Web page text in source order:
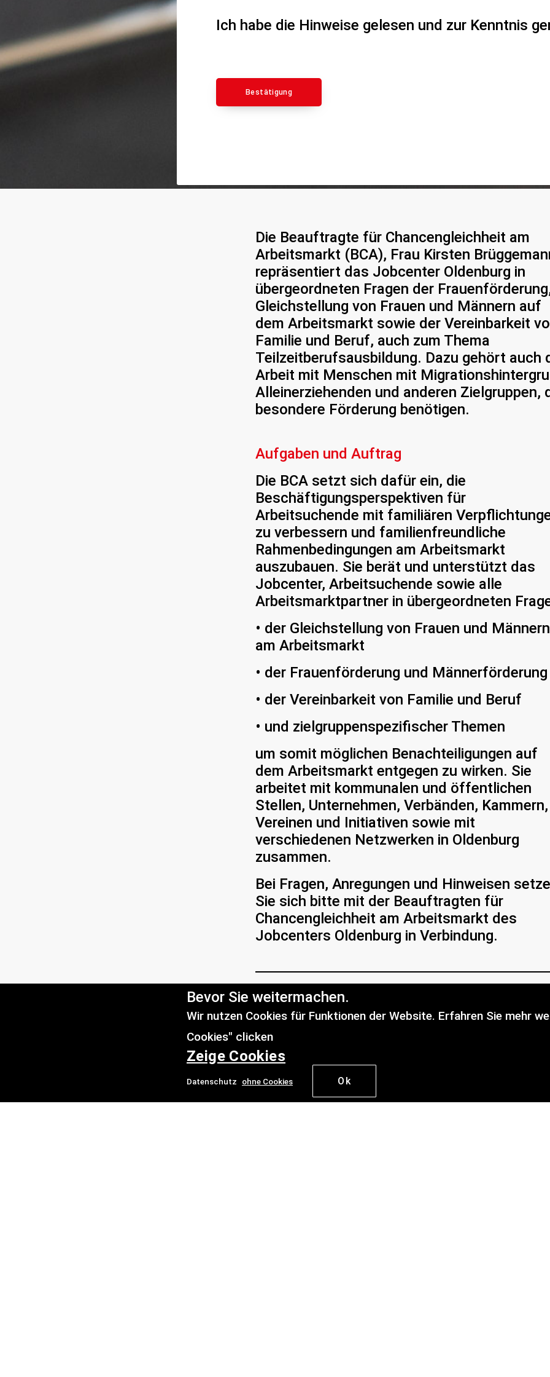
Die Beauftragte für Chancengleichheit am
Arbeitsmarkt (BCA), Frau Kirsten
repräsentiert das Jobcenter Oldenburg in
übergeordneten Fragen der
Gleichstellung von Frauen und Männern auf
dem Arbeitsmarkt sowie der Vereinbarkeit
Familie und Beruf, auch zum Thema
Teilzeitberufsausbildung. Dazu gehört auch
Arbeit mit Menschen mit
Alleinerziehenden und anderen Zielgruppen,
besondere Förderung benötigen.
Aufgaben und Auftrag
Die BCA setzt sich dafür ein, die
Beschäftigungsperspektiven für
Arbeitsuchende mit familiären
zu verbessern und familienfreundliche
Rahmenbedingungen am Arbeitsmarkt
auszubauen. Sie berät und unterstützt das
Jobcenter, Arbeitsuchende sowie alle
Arbeitsmarktpartner in übergeordneten
• der Gleichstellung von Frauen und Männern
am Arbeitsmarkt
• der Frauenförderung und Männerförderung
• der Vereinbarkeit von Familie und Beruf
• und zielgruppenspezifischer Themen
um somit möglichen Benachteiligungen auf
dem Arbeitsmarkt entgegen zu wirken. Sie
arbeitet mit kommunalen und öffentlichen
Stellen, Unternehmen, Verbänden, Kammern,
Vereinen und Initiativen sowie mit
verschiedenen Netzwerken in Oldenburg
zusammen.
Bei Fragen, Anregungen und Hinweisen
Sie sich bitte mit der Beauftragten für
Chancengleichheit am Arbeitsmarkt des
Jobcenters Oldenburg in Verbindung.
Kontakt:
Beauftragte für Chancengleichheit am
Arbeitsmarkt
Frau Kirsten Brüggemann
Stau 70
26122 Oldenburg
Ich habe die Hinweise gelesen und zur Kenntnis
Bestätigung
Bevor Sie weitermachen.
Wir nutzen Cookies für Funktionen der Website. Erfahren Sie mehr
Cookies" clicken
Zeige Cookies
Datenschutz ohne Cookies Ok
Datenschutz